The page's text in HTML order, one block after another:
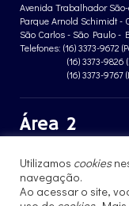
Avenida Trabalhador
Parque Arnold Schimidt -
São Carlos - São Paulo -
Telefones: (16) 3373-9672
(16) 3373-9826
(16) 3373-9767
Área 2
Jardim Santa Angelina -
São Carlos - São Paulo -
Telefone: (16) 3373-8068
(16) 3364-8070
Utilizamos cookies
navegação.
Ao acessar o site,